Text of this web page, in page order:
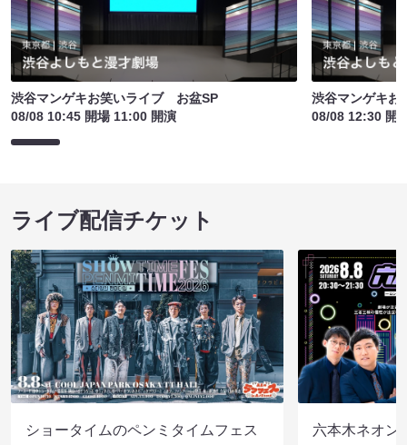
渋谷マンゲキお笑いライブ お盆SP
08/08 10:45 開場 11:00 開演
渋谷マンゲキ
08/08 12:30 開
ライブ配信チケット
ショータイムのペンミタイムフェス
六本木ネオン